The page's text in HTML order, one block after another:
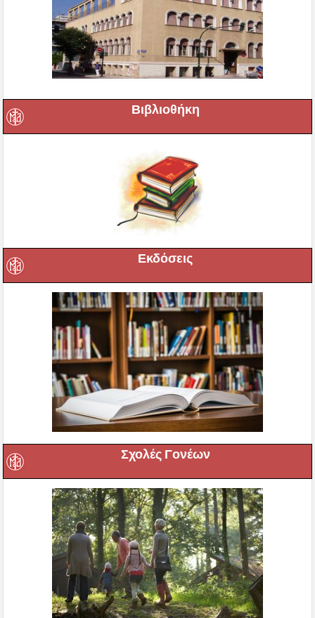
Βιβλιοθήκη
Εκδόσεις
Σχολές Γονέων